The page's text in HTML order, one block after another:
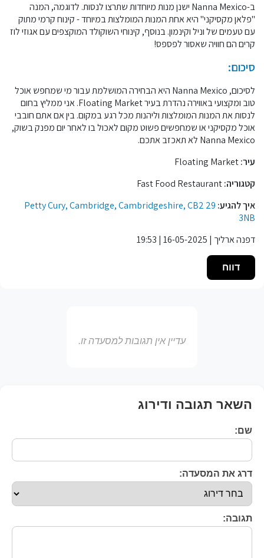
ב-Nanna Mexico ישנן מנות מיוחדות שתרצו לנסות. לדוגמה, המנה
"פלאן מקסיקני" היא אחת המנות המומלצות במיוחד - קינוח קרמי מתוק
עם טעמים של וניל וקינמון. בנוסף, קינוחי השוקולד המוקצפים עם אגוזי לוז
קרים הם חוויה שאסור לפספס!
סיכום:
לסיכום, Nanna Mexico היא הבחירה המושלמת עבור מי שמחפש אוכל
טוב ומקצועי באווירה נהדרת בעיר Floating Market. אני ממליץ בחום
לנסות את המנות המומלצות וליהנות מכל רגע במקום. בין אם אתם חובבי
אוכל מקסיקני או שמחפשים פשוט מקום לאכול בו לאחר יום מפנק בשוק,
Nanna Mexico לא תאכזב אתכם.
עיר:
קטגוריה:
איך להגיע:
29 Petty Cury, Cambridge, Cambridgeshire, CB2
3NB
דפנה ארליך | 16-05-2025 | 19:53
דווח
עדיין אין תגובות למסעדה זו.
השאר תגובה ודירוג
שם:
דרג את המסעדה:
תגובה: